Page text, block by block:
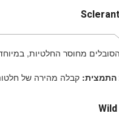
מחוסר החלטיות,
התמצית: קבלה מהירה של